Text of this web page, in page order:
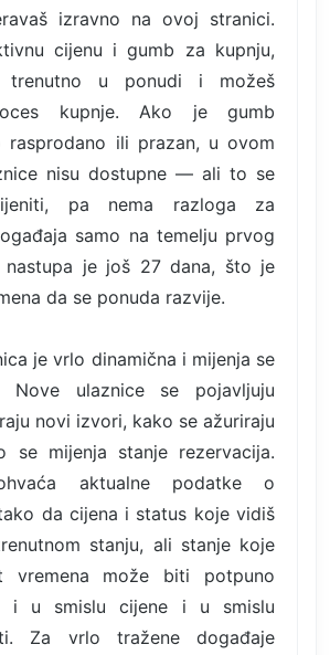
izravno na ovoj stranici.
cijenu i gumb za kupnju,
trenutno u ponudi i možeš
kupnje. Ako je gumb
rasprodano ili prazan, u ovom
nisu dostupne — ali to se
pa nema razloga za
samo na temelju prvog
nastupa je još 27 dana, što je
da se ponuda razvije.
je vrlo dinamična i mijenja se
Nove ulaznice se pojavljuju
novi izvori, kako se ažuriraju
se mijenja stanje rezervacija.
aktualne podatke o
da cijena i status koje vidiš
stanju, ali stanje koje
vremena može biti potpuno
i u smislu cijene i u smislu
Za vrlo tražene događaje